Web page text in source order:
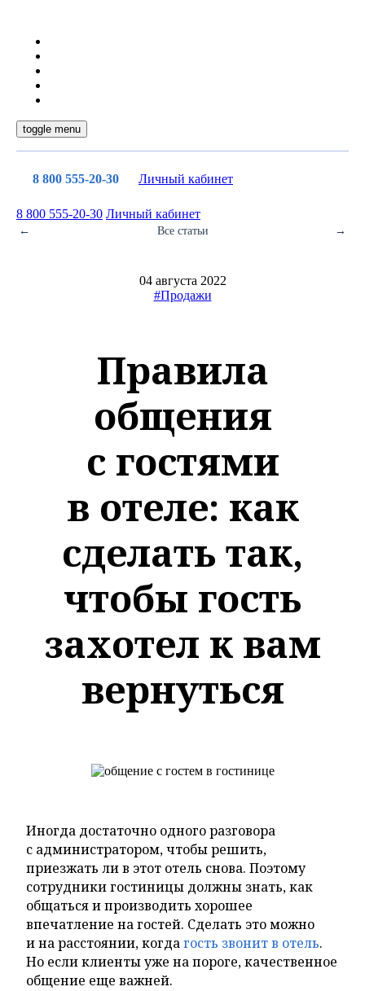
toggle menu
8 800 555-20-30 Личный кабинет
8 800 555-20-30 Личный кабинет
← Все статьи →
04 августа 2022
#Продажи
Правила
общения
с гостями
в отеле: как
сделать так,
чтобы гость
захотел к вам
вернуться
Иногда достаточно одного разговора
с администратором, чтобы решить,
приезжать ли в этот отель снова. Поэтому
сотрудники гостиницы должны знать, как
общаться и производить хорошее
впечатление на гостей. Сделать это можно
и на расстоянии, когдагость звонит в отель.
Но если клиенты уже на пороге, качественное
общение еще важней.